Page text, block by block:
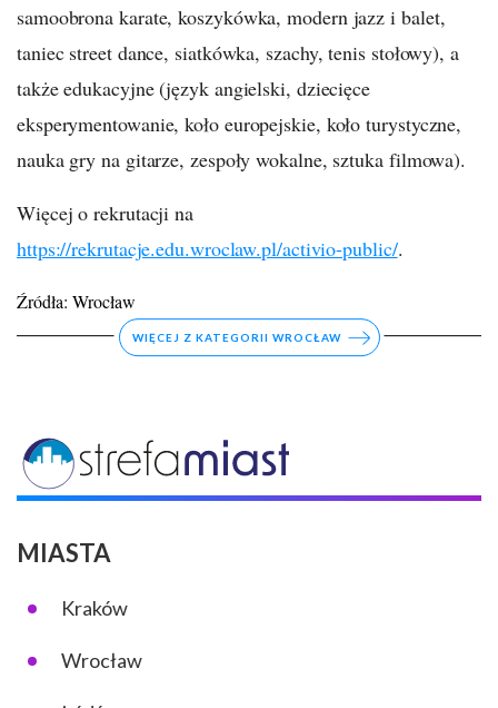
samoobrona karate, koszykówka, modern jazz i balet,
taniec street dance, siatkówka, szachy, tenis stołowy), a
także edukacyjne (język angielski, dziecięce
eksperymentowanie, koło europejskie, koło turystyczne,
nauka gry na gitarze, zespoły wokalne, sztuka filmowa).
Więcej o rekrutacji na
https://rekrutacje.edu.wroclaw.pl/activio-public/.
Źródła: Wrocław
WIĘCEJ Z KATEGORII WROCŁAW
MIASTA
Kraków
Wrocław